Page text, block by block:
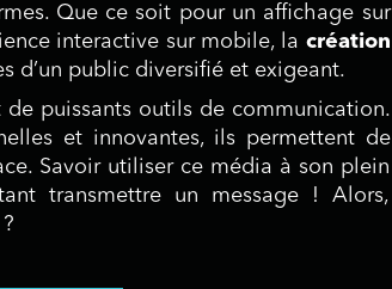
Que ce soit pour un affichage sur
interactive sur mobile, la création
d’un public diversifié et exigeant.
de puissants outils de communication.
et innovantes, ils permettent de
Savoir utiliser ce média à son plein
transmettre un message ! Alors,